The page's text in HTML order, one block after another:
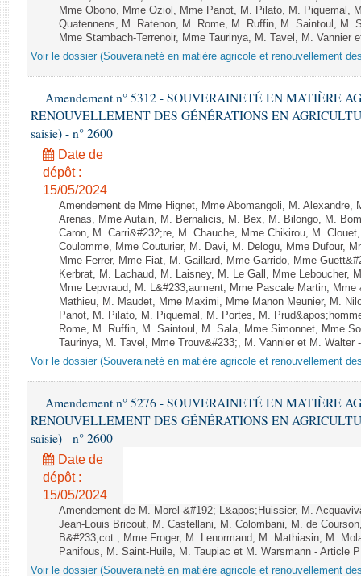
Mme Obono, Mme Oziol, Mme Panot, M. Pilato, M. Piquemal,
Quatennens, M. Ratenon, M. Rome, M. Ruffin, M. Saintoul, M.
Mme Stambach-Terrenoir, Mme Taurinya, M. Tavel, M.
Voir le dossier (Souveraineté en matière agricole et renouvellement
Amendement n° 5312 - SOUVERAINETÉ EN MATIÈRE
RENOUVELLEMENT DES GÉNÉRATIONS EN
saisie) - n° 2600
Date de
dépôt :
15/05/2024
Amendement de Mme Hignet, Mme Abomangoli, M. Alexandre,
Arenas, Mme Autain, M. Bernalicis, M. Bex, M. Bilongo, M.
Caron, M. Carri&#232;re, M. Chauche, Mme Chikirou, M.
Coulomme, Mme Couturier, M. Davi, M. Delogu, Mme Dufour,
Mme Ferrer, Mme Fiat, M. Gaillard, Mme Garrido, Mme
Kerbrat, M. Lachaud, M. Laisney, M. Le Gall, Mme Leboucher,
Mme Lepvraud, M. L&#233;aument, Mme Pascale Martin,
Mathieu, M. Maudet, Mme Maximi, Mme Manon Meunier, M.
Panot, M. Pilato, M. Piquemal, M. Portes, M.
Rome, M. Ruffin, M. Saintoul, M. Sala, Mme Simonnet, Mme
Taurinya, M. Tavel, Mme Trouv&#233;, M. Vannier et M.
Voir le dossier (Souveraineté en matière agricole et renouvellement
Amendement n° 5276 - SOUVERAINETÉ EN MATIÈRE
RENOUVELLEMENT DES GÉNÉRATIONS EN
saisie) - n° 2600
Date de
dépôt :
15/05/2024
Amendement de M. Morel-&#192;-L&apos;Huissier, M.
Jean-Louis Bricout, M. Castellani, M. Colombani, M. de
B&#233;cot , Mme Froger, M. Lenormand, M. Mathiasin, M.
Panifous, M. Saint-Huile, M. Taupiac et M. Warsmann - Article
Voir le dossier (Souveraineté en matière agricole et renouvellement